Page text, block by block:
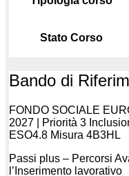
Stato Corso
Bando di
FONDO SOCIALE
2027 | Priorità 3
ESO4.8 Misura 4B3HL
Passi plus – Percorsi
l’Inserimento lavorativo